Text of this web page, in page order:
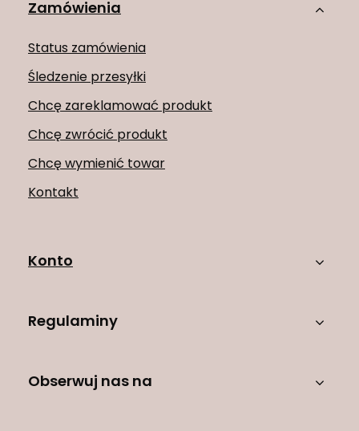
Zamówienia
Status zamówienia
Śledzenie przesyłki
Chcę zareklamować produkt
Chcę zwrócić produkt
Chcę wymienić towar
Kontakt
Konto
Regulaminy
Obserwuj nas na